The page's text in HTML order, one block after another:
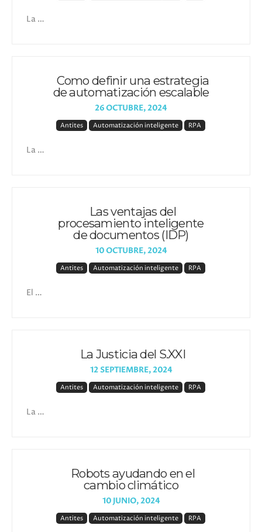
La …
Como definir una estrategia
de automatización escalable
26 OCTUBRE, 2024
Antites Automatización inteligente RPA
La …
Las ventajas del
procesamiento inteligente
de documentos (IDP)
10 OCTUBRE, 2024
Antites Automatización inteligente RPA
El …
La Justicia del S.XXI
12 SEPTIEMBRE, 2024
Antites Automatización inteligente RPA
La …
Robots ayudando en el
cambio climático
10 JUNIO, 2024
Antites Automatización inteligente RPA